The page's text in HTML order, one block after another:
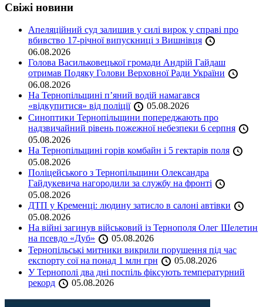
Свіжі новини
Апеляційний суд залишив у силі вирок у справі про
вбивство 17-річної випускниці з Вишнівця
06.08.2026
Голова Васильковецької громади Андрій Гайдаш
отримав Подяку Голови Верховної Ради України
06.08.2026
На Тернопільщині п’яний водій намагався
«відкупитися» від поліції
05.08.2026
Синоптики Тернопільщини попереджають про
надзвичайний рівень пожежної небезпеки 6 серпня
05.08.2026
На Тернопільщині горів комбайн і 5 гектарів поля
05.08.2026
Поліцейського з Тернопільщини Олександра
Гайдукевича нагородили за службу на фронті
05.08.2026
ДТП у Кременці: людину затисло в салоні автівки
05.08.2026
На війні загинув військовий із Тернополя Олег Шелетин
на псевдо «Дуб»
05.08.2026
Тернопільські митники викрили порушення під час
експорту сої на понад 1 млн грн
05.08.2026
У Тернополі два дні поспіль фіксують температурний
рекорд
05.08.2026